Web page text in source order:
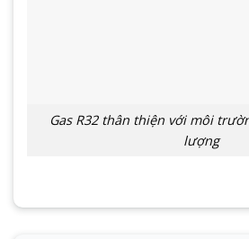
Gas R32 thân thiện với môi
lượng